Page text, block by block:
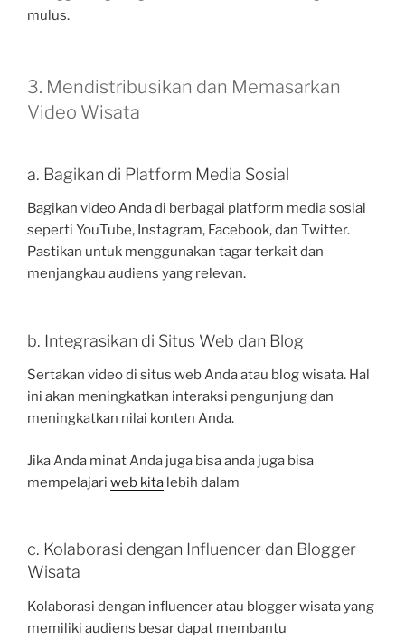
mulus.
3. Mendistribusikan dan Memasarkan
Video Wisata
a. Bagikan di Platform Media Sosial
Bagikan video Anda di berbagai platform media sosial
seperti YouTube, Instagram, Facebook, dan Twitter.
Pastikan untuk menggunakan tagar terkait dan
menjangkau audiens yang relevan.
b. Integrasikan di Situs Web dan Blog
Sertakan video di situs web Anda atau blog wisata. Hal
ini akan meningkatkan interaksi pengunjung dan
meningkatkan nilai konten Anda.
Jika Anda minat Anda juga bisa anda juga bisa
mempelajari web kita lebih dalam
c. Kolaborasi dengan Influencer dan Blogger
Wisata
Kolaborasi dengan influencer atau blogger wisata yang
memiliki audiens besar dapat membantu